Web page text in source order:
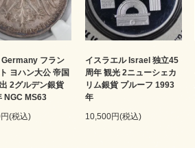
Germany フラン
ヨハン大公 帝国
2グルデン銀貨
NGC MS63
(税込)
イスラエル Israel 独立45
周年 観光 2ニューシェカ
リム銀貨 プルーフ 1993
年
10,500円(税込)